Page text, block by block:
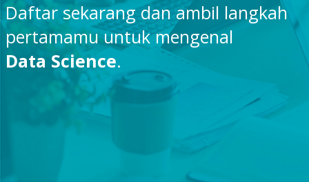
Daftar sekarang dan ambil langkah
pertamamu untuk mengenal
Data Science.